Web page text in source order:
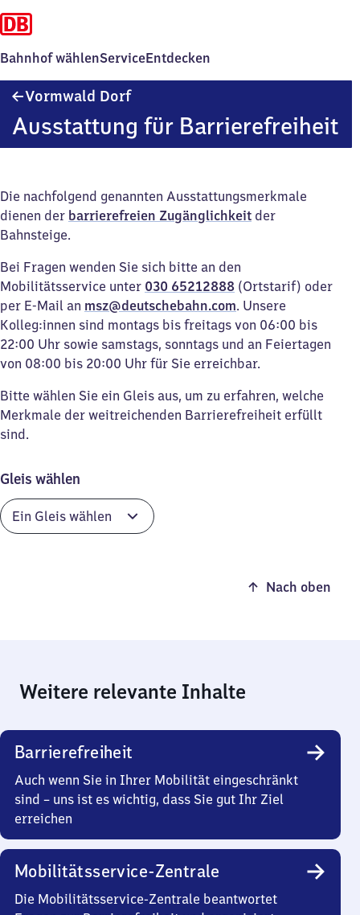
Bahnhof wählenServiceEntdecken
Vormwald DorfVormwald
Ausstattung für Barrierefreiheit
Die nachfolgend genannten Ausstattungsmerkmale
dienen der barrierefreien Zugänglichkeit der
Bahnsteige.
Bei Fragen wenden Sie sich bitte an den
Mobilitätsservice unter 030 65212888 (Ortstarif) oder
per E-Mail an msz@deutschebahn.com. Unsere
Kolleg:innen sind montags bis freitags von 06:00 bis
22:00 Uhr sowie samstags, sonntags und an Feiertagen
von 08:00 bis 20:00 Uhr für Sie erreichbar.
Bitte wählen Sie ein Gleis aus, um zu erfahren, welche
Merkmale der weitreichenden Barrierefreiheit erfüllt
sind.
Gleis wählen
Nach oben
Weitere relevante Inhalte
Barrierefreiheit
Auch wenn Sie in Ihrer Mobilität eingeschränkt
sind – uns ist es wichtig, dass Sie gut Ihr Ziel
erreichen
Mobilitätsservice-Zentrale
Die Mobilitätsservice-Zentrale beantwortet